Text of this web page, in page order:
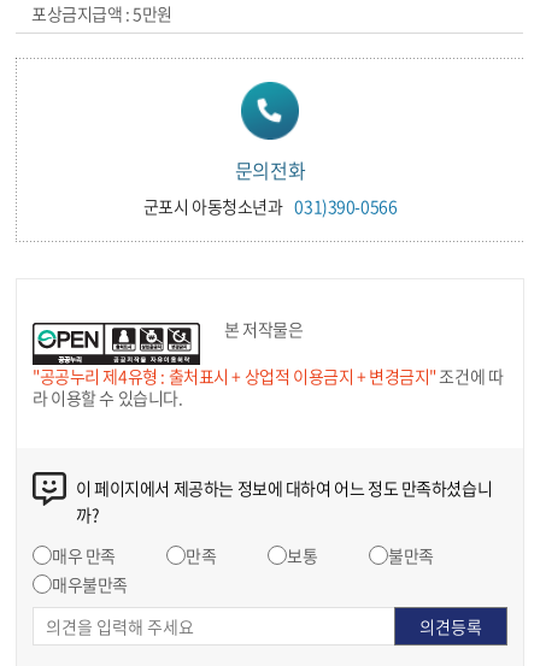
5만원
문의전화
군포시 아동청소년과 031)390-0566
본 저작물은
"공공누리 제4유형 : 출처표시 + 상업적 이용금지 + 변경금지"조건에 따
라 이용할 수 있습니다.
이 페이지에서 제공하는 정보에 대하여 어느 정도 만족하셨습니
까?
매우 만족
만족 보통
불만족
매우불만족